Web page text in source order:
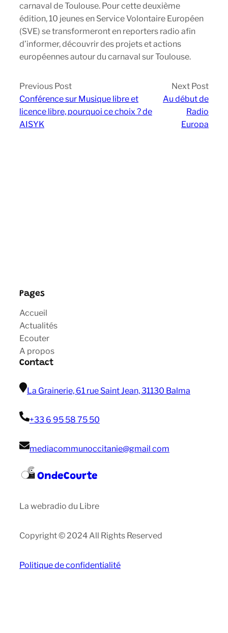
carnaval de Toulouse. Pour cette deuxième
édition, 10 jeunes en Service Volontaire Européen
(SVE) se transformeront en reporters radio afin
d’informer, découvrir des projets et actions
européennes autour du carnaval sur Toulouse.
Previous Post
Conférence sur Musique libre et
licence libre, pourquoi ce choix ? de
AISYK
Next Post
Au début de
Radio
Europa
Pages
Accueil
Actualités
Ecouter
A propos
Contact
La Grainerie, 61 rue Saint Jean, 31130 Balma
+33 6 95 58 75 50
mediacommunoccitanie@gmail com
OndeCourte
La webradio du Libre
Copyright © 2024 All Rights Reserved
Politique de confidentialité